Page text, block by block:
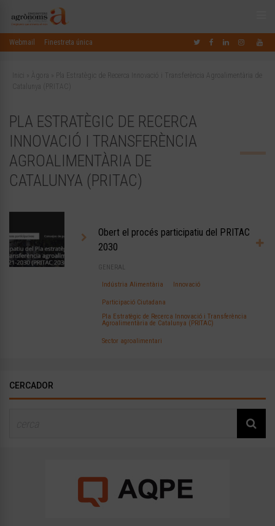
Webmail Finestreta única
Inici Àgora
Pla Estratègic de Recerca Innovació i Transferència Agroalimentària de
Catalunya (PRITAC)
PLA ESTRATÈGIC DE RECERCA
INNOVACIÓ I TRANSFERÈNCIA
AGROALIMENTÀRIA DE
CATALUNYA (PRITAC)
Obert el procés participatiu del PRITAC
2030
GENERAL
Indústria Alimentària Innovació
Participació Ciutadana
Pla Estratègic de Recerca Innovació i Transferència
Agroalimentària de Catalunya (PRITAC)
Sector agroalimentari
CERCADOR